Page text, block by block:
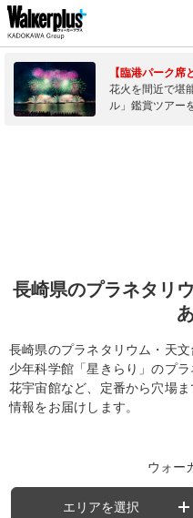
【臨港パーク席
花火を間近で堪
ル」鑑賞ツアー
長崎県のプラネタリ
長崎県のプラネタリウム・天
少年科学館「星きらり」のプ
花宇宙館など、定番から穴場
情報をお届けします。
ウォー
エリアを選択